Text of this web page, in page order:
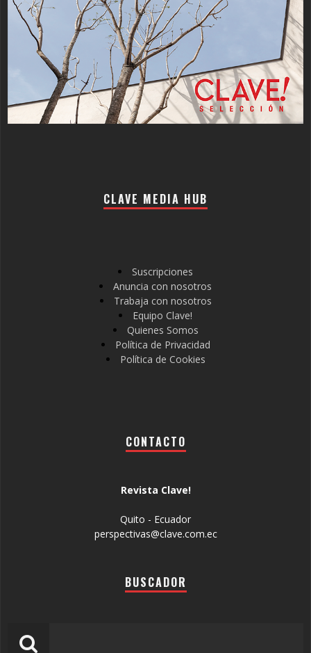
CLAVE MEDIA HUB
Suscripciones
Anuncia con nosotros
Trabaja con nosotros
Equipo Clave!
Quienes Somos
Política de Privacidad
Política de Cookies
CONTACTO
Revista Clave!
Quito - Ecuador
perspectivas@clave.com.ec
BUSCADOR